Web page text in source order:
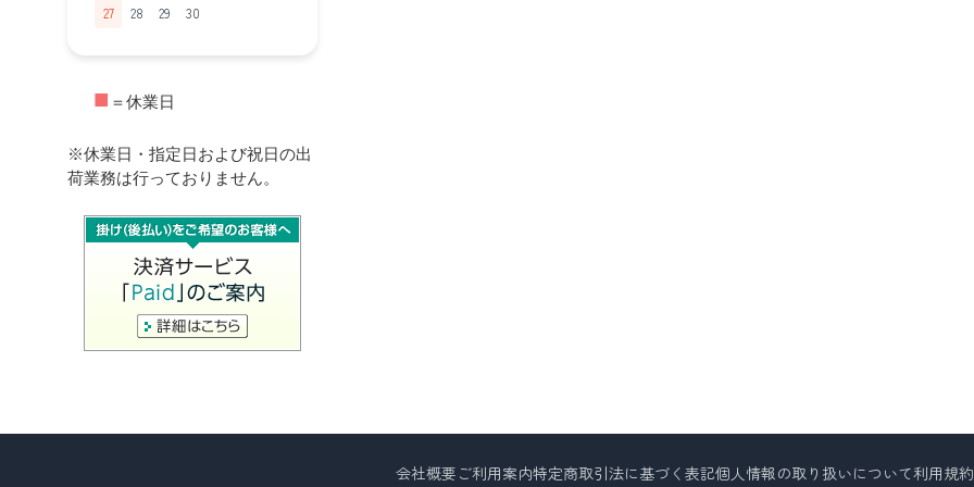
27
28 29 30
■ ＝休業日
※休業日・指定日および祝日の出
荷業務は行っておりません。
会社概要 ご利用案内特定商取引法に基づく表記個人情報の取り扱いについて利用規約